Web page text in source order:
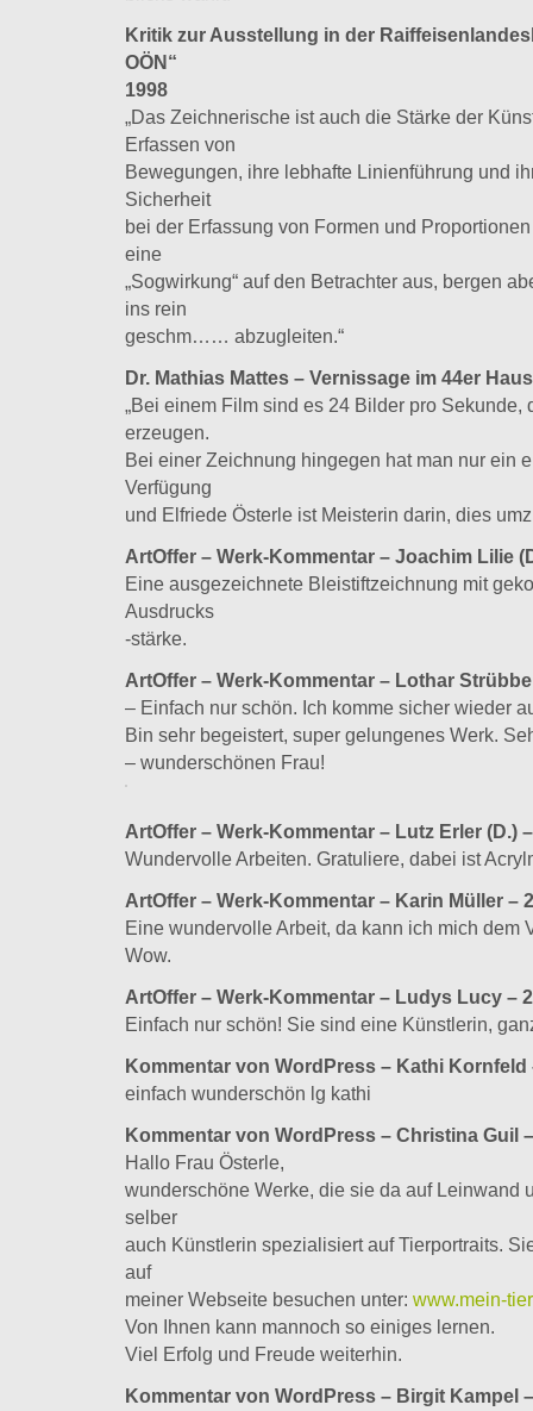
Kritik zur Ausstellung in der
OÖN“
1998
„Das Zeichnerische ist auch die Stärke der
Erfassen von
Bewegungen, ihre lebhafte Linienführung und
Sicherheit
bei der Erfassung von Formen und
eine
„Sogwirkung“ auf den Betrachter aus, bergen
ins rein
geschm…… abzugleiten.“
Dr. Mathias Mattes – Vernissage im 44er
„Bei einem Film sind es 24 Bilder pro
erzeugen.
Bei einer Zeichnung hingegen hat man nur ein
Verfügung
und Elfriede Österle ist Meisterin darin, dies
ArtOffer – Werk-Kommentar – Joachim Lilie
Eine ausgezeichnete Bleistiftzeichnung mit
Ausdrucks
-stärke.
ArtOffer – Werk-Kommentar – Lothar Strübbe
– Einfach nur schön. Ich komme sicher wieder
Bin sehr begeistert, super gelungenes Werk.
– wunderschönen Frau!
ArtOffer – Werk-Kommentar – Lutz Erler (D.)
Wundervolle Arbeiten. Gratuliere, dabei ist
ArtOffer – Werk-Kommentar – Karin Müller –
Eine wundervolle Arbeit, da kann ich mich dem
Wow.
ArtOffer – Werk-Kommentar – Ludys Lucy –
Einfach nur schön! Sie sind eine Künstlerin,
Kommentar von WordPress – Kathi Kornfeld
einfach wunderschön lg kathi
Kommentar von WordPress – Christina Guil
Hallo Frau Österle,
wunderschöne Werke, die sie da auf Leinwand
selber
auch Künstlerin spezialisiert auf Tierportraits.
auf
meiner Webseite besuchen unter: www.mein-
Von Ihnen kann mannoch so einiges lernen.
Viel Erfolg und Freude weiterhin.
Kommentar von WordPress – Birgit Kampel